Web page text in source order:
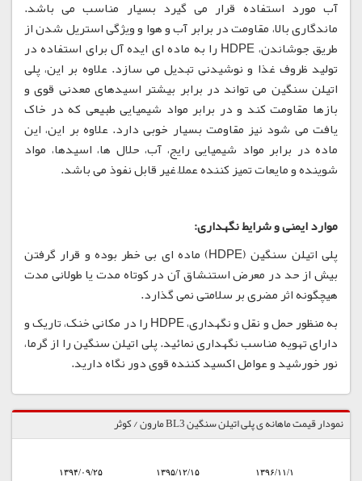
آب مورد استفاده قرار می گیرد بسیار مناسب می باشد.
ماندگاری بالا، مقاومت در برابر آب و هوا و ویژگی استریل شدن از
طریق جوشاندن، HDPE را به ماده ای ایده آل برای استفاده در
تولید ظروف غذا و نوشیدنی تبدیل می سازد. علاوه بر این، پلی
اتیلن سنگین می تواند در برابر بیشتر اسیدهای معدنی قوی و
بازها مقاومت کند و در برابر مواد شیمیایی طبیعی که در خاک
یافت می شود نیز مقاومت بسیار خوبی دارد. علاوه بر این، این
ماده در برابر مواد شیمیایی رایج، آب، حلال ها، اسیدها، مواد
شوینده و مایعات تمیز کننده عملاً غیر قابل نفوذ می باشد.
موارد ایمنی و شرایط نگهداری:
پلی اتیلن سنگین (HDPE) ماده ای بی خطر بوده و قرار گرفتن
بیش از حد در معرض استنشاق آن در کوتاه مدت یا طولانی مدت
هیچگونه اثر مضری بر سلامتی نمی گذارد.
به منظور حمل و نقل و نگهداری، HDPE را در مکانی خنک، تاریک و
دارای تهویه مناسب نگهداری نمائید. پلی اتیلن سنگین را از گرما،
نور خورشید و عوامل اکسید کننده قوی دور نگاه دارید.
نمودار قیمت ماهانه ی پلی اتیلن سنگین BL3 مارون / کوثر
۱۳۹۴/۰۹/۲۵ ۱۳۹۵/۱۲/۱۵ ۱۳۹۶/۱۱/۱